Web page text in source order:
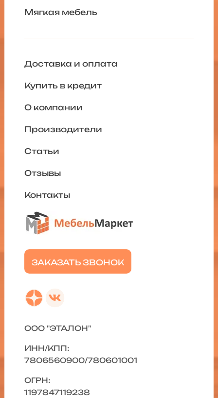
Мягкая мебель
ЗАКАЗАТЬ ЗВОНОК
Доставка и оплата
Купить в кредит
О компании
Производители
Статьи
Отзывы
Контакты
ООО "ЭТАЛОН"
ИНН/КПП:
7806560900/780601001
ОГРН:
1197847119238